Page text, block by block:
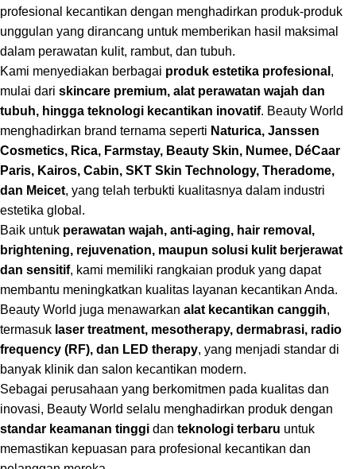
profesional kecantikan dengan menghadirkan produk-produk
unggulan yang dirancang untuk memberikan hasil maksimal
dalam perawatan kulit, rambut, dan tubuh.
Kami menyediakan berbagai produk estetika profesional ,
mulai dari skincare premium, alat perawatan wajah dan
tubuh, hingga teknologi kecantikan inovatif. Beauty World
menghadirkan brand ternama seperti Naturica, Janssen
Cosmetics, Rica, Farmstay, Beauty Skin, Numee, DéCaar
Paris, Kairos, Cabin, SKT Skin Technology, Theradome,
dan Meicet, yang telah terbukti kualitasnya dalam industri
estetika global.
Baik untuk perawatan wajah, anti-aging, hair removal,
brightening, rejuvenation, maupun solusi kulit berjerawat
dan sensitif, kami memiliki rangkaian produk yang dapat
membantu meningkatkan kualitas layanan kecantikan Anda.
Beauty World juga menawarkan alat kecantikan canggih,
termasuk laser treatment, mesotherapy, dermabrasi, radio
frequency (RF), dan LED therapy, yang menjadi standar di
banyak klinik dan salon kecantikan modern.
Sebagai perusahaan yang berkomitmen pada kualitas dan
inovasi, Beauty World selalu menghadirkan produk dengan
standar keamanan tinggi dan teknologi terbaru untuk
memastikan kepuasan para profesional kecantikan dan